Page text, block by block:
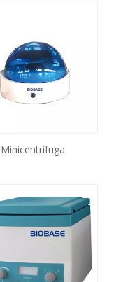
Minicentrífuga